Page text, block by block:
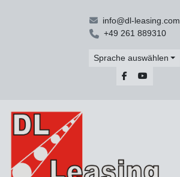
info@dl-leasing.com
+49 261 889310
Sprache auswählen
facebookyoutube